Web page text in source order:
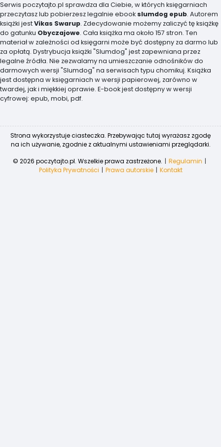
Serwis poczytajto.pl sprawdza dla Ciebie, w których księgarniach
przeczytasz lub pobierzesz legalnie ebook slumdog epub. Autorem
książki jestVikas Swarup. Zdecydowanie możemy zaliczyć tę książkę
do gatunku Obyczajowe. Cała książka ma około 157 stron. Ten
materiał w zależności od księgarni może być dostępny za darmo lub
za opłatą. Dystrybucja książki "Slumdog" jest zapewniana przez
legalne źródła. Nie zezwalamy na umieszczanie odnośników do
darmowych wersji "Slumdog" na serwisach typu chomikuj. Książka
jest dostępna w księgarniach w wersji papierowej, zarówno w
twardej, jak i miękkiej oprawie. E-book jest dostępny w wersji
cyfrowej: epub, mobi, pdf.
Strona wykorzystuje ciasteczka. Przebywając tutaj wyrażasz zgodę
na ich używanie, zgodnie z aktualnymi ustawieniami przeglądarki.
© 2026 poczytajto.pl. Wszelkie prawa zastrzeżone.
Regulamin
Polityka Prywatności
Prawa autorskie Kontakt